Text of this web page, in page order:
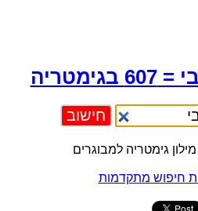
גימטריה למבוגרים
חיפוש מתקדמות